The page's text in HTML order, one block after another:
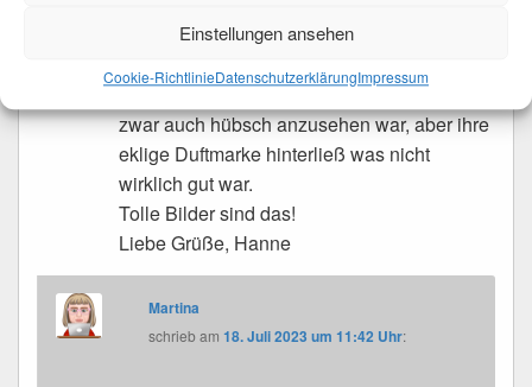
Einstellungen ansehen
Cookie-RichtlinieDatenschutzerklärungImpressum
Ein hübsches Exemplar ist das und da
an der Leine saß mal eine Stinkwanze die
zwar auch hübsch anzusehen war, aber ihre
eklige Duftmarke hinterließ was nicht
wirklich gut war.
Tolle Bilder sind das!
Liebe Grüße, Hanne
Martina
schriebam18. Juli 2023 um 11:42 Uhr: